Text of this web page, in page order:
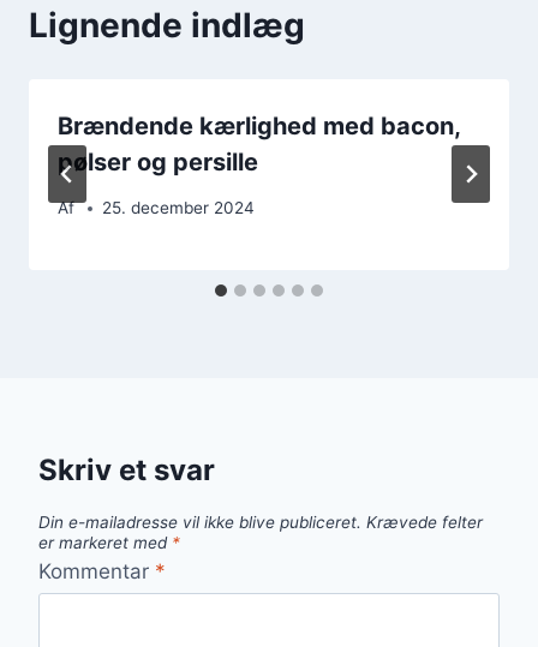
Lignende indlæg
Brændende kærlighed med bacon,
pølser og persille
Af 25. december 2024
Skriv et svar
Din e-mailadresse vil ikke blive publiceret. Krævede felter
er markeret med *
Kommentar *